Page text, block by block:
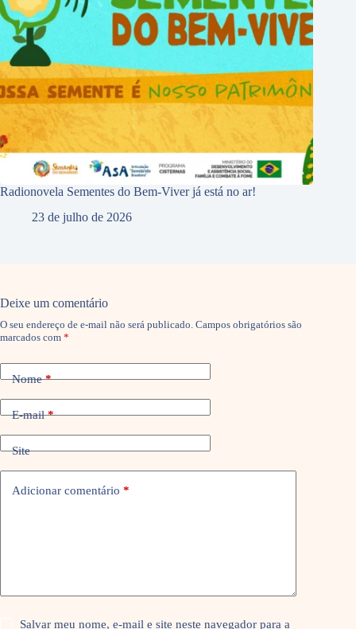
Radionovela Sementes do Bem-Viver já está no ar!
23 de julho de 2026
Deixe um comentário
O seu endereço de e-mail não será publicado. Campos obrigatórios são
marcados com *
Nome*
E-mail*
Site
Adicionar comentário *
Salvar meu nome, e-mail e site neste navegador para a